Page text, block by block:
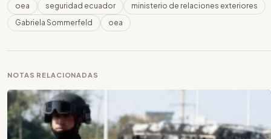
oea seguridad ecuador
ministerio de relaciones exteriores
Gabriela Sommerfeld
oea
NOTAS RELACIONADAS